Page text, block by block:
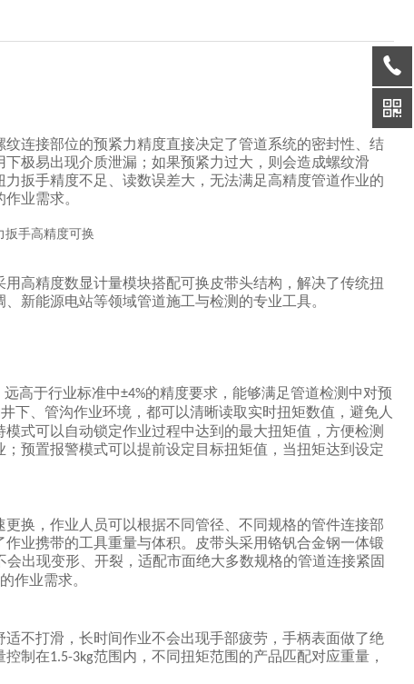
连接部位的预紧力精度直接决定了管道系统的密封性、结
极易出现介质泄漏；如果预紧力过大，则会造成螺纹滑
扳手精度不足、读数误差大，无法满足高精度管道作业的
业需求。
高精度数显计量模块搭配可换皮带头结构，解决了传统扭
新能源电站等领域管道施工与检测的专业工具。
远高于行业标准中±4%的精度要求，能够满足管道检测中对预
下、管沟作业环境，都可以清晰读取实时扭矩数值，避免人
式可以自动锁定作业过程中达到的最大扭矩值，方便检测
预置报警模式可以提前设定目标扭矩值，当扭矩达到设定
换，作业人员可以根据不同管径、不同规格的管件连接部
业携带的工具重量与体积。皮带头采用铬钒合金钢一体锻
出现变形、开裂，适配市面绝大多数规格的管道连接紧固
作业需求。
不打滑，长时间作业不会出现手部疲劳，手柄表面做了绝
控制在1.5-3kg范围内，不同扭矩范围的产品匹配对应重量，